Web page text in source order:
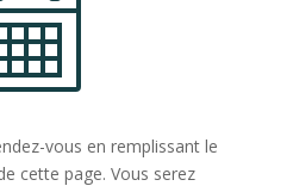
vous en remplissant le
cette page. Vous serez